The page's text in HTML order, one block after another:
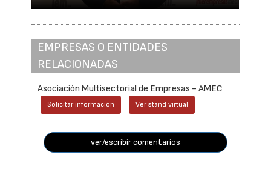
EMPRESAS O ENTIDADES
RELACIONADAS
Asociación Multisectorial de Empresas - AMEC
Solicitar información Ver stand virtual
ver/escribir comentarios